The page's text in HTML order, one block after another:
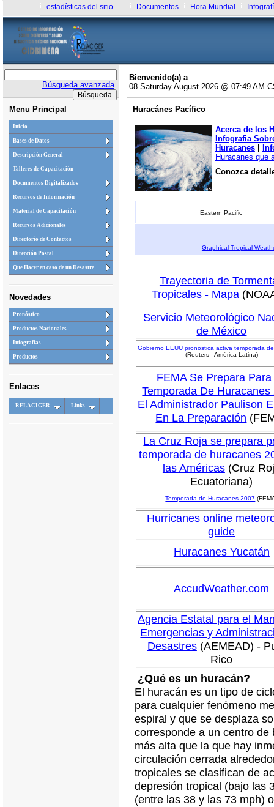
estadísticas del sitio Documentos Hora Mundial
Búsqueda avanzada
Menu Principal
Inicio
Bases de Datos
Descripción General
Talleres de Capacitación
Documentos Digitalizados
Recursos de Información
Material de Capacitación
Recursos Adicionales
Directorio de Contactos
Dirección Postal
Que Hacer en caso de un Desastre
Novedades
Pronóstico
Productos Nacionales
Infografias
Productos
Enlaces
RELACIGER Links
Bienvenido(a) a
08 Saturday August 2026 @ 07:49 AM
Huracánes Pacífico
Acerca de los
Infografia
Huracanes|
Huracanes que
Conozca
Eastern Pacific
Graphical Tropical
Trayectoria de
Tropicales - Mapa
Servicio Meteorológico
de México
Gobierno EEUU pronostica activa temporada
(Reuters - América Latina)
FEMA Se Prepara Para
Temporada De Huracanes
El Administrador Paulison
En La Preparación
La Cruz Roja se prepara
temporada de huracanes
las Américas(Cruz
Ecuatoriana)
Temporada de Huracanes 2007
Hurricanes online
guide
Huracanes Yucatán
AccudWeather.com
Agencia Estatal para el
Emergencias y
Desastres(AEMEAD) -
Rico
¿Qué es un huracán?
El huracán es un tipo de
para cualquier fenómeno
espiral y que se desplaza
corresponde a un centro
más alta que la que hay
circulación cerrada
tropicales se clasifican de
depresión tropical (bajo las
(entre las 38 y las 73 mph)